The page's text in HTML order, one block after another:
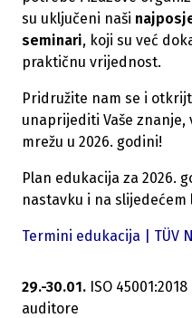
su uključeni naši
seminari, koji su već
praktičnu vrijednost.
Pridružite nam se i
unaprijediti Vaše
mrežu u 2026. godini!
Plan edukacija za 2026.
nastavku i na slijedećem
Termini edukacija | TÜV
29.-30.01. ISO
auditore